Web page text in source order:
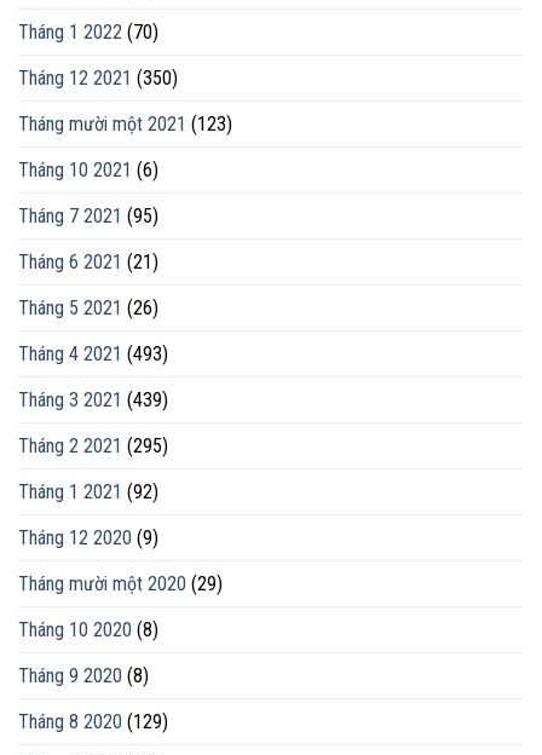
Tháng 1 2022 (70)
Tháng 12 2021 (350)
Tháng mười một 2021 (123)
Tháng 10 2021 (6)
Tháng 7 2021 (95)
Tháng 6 2021 (21)
Tháng 5 2021 (26)
Tháng 4 2021 (493)
Tháng 3 2021 (439)
Tháng 2 2021 (295)
Tháng 1 2021 (92)
Tháng 12 2020 (9)
Tháng mười một 2020 (29)
Tháng 10 2020 (8)
Tháng 9 2020 (8)
Tháng 8 2020 (129)